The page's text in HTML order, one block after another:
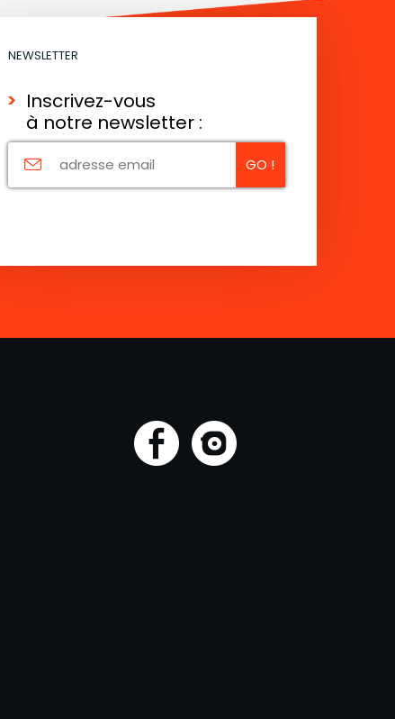
NEWSLETTER
Inscrivez-vous
à notre newsletter :